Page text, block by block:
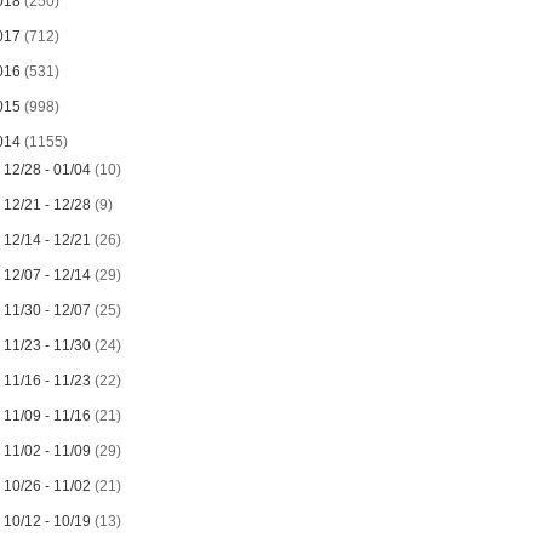
(712)
(531)
(998)
(1155)
12/28 - 01/04(10)
12/21 - 12/28(9)
12/14 - 12/21(26)
12/07 - 12/14(29)
11/30 - 12/07(25)
11/23 - 11/30(24)
11/16 - 11/23(22)
11/09 - 11/16(21)
11/02 - 11/09(29)
10/26 - 11/02(21)
10/12 - 10/19(13)